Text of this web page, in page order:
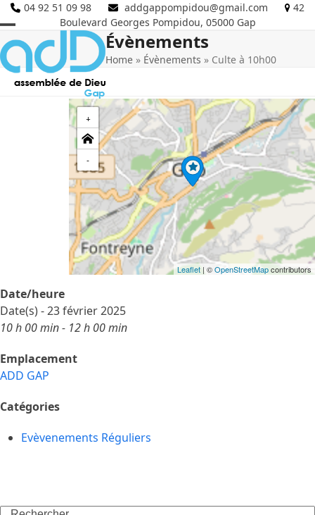
Skip
to
content
04 92 51 09 98 addgappompidou@gmail.com
42
Boulevard Georges Pompidou, 05000 Gap
Open
mobile
menu
Close
mobile
menu
Évènements
Home » Évènements » Culte à 10h00
+
-
Leaflet | ©OpenStreetMapcontributors
Date/heure
Date(s) - 23 février 2025
10 h 00 min - 12 h 00 min
Emplacement
ADD GAP
Catégories
Evèvenements Réguliers